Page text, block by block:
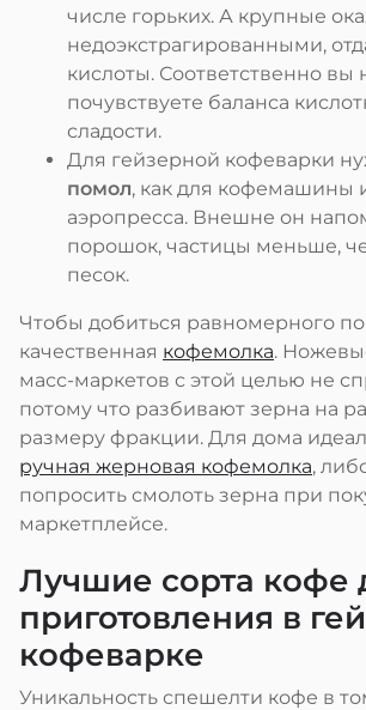
числе горьких. А крупные
недоэкстрагированными,
кислоты. Соответственно вы
почувствуете баланса
сладости.
Для гейзерной кофеварки
помол, как для кофемашины
аэропресса. Внешне он
порошок, частицы меньше,
песок.
Чтобы добиться равномерного
качественная кофемолка.
масс-маркетов с этой целью не
потому что разбивают зерна на
размеру фракции. Для дома
ручная жерновая кофемолка,
попросить смолоть зерна при
маркетплейсе.
Лучшие сорта кофе
приготовления в
кофеварке
Уникальность спешелти кофе в